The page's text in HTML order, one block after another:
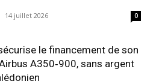
14 juillet 2026 0
le financement de son
A350‑900, sans argent